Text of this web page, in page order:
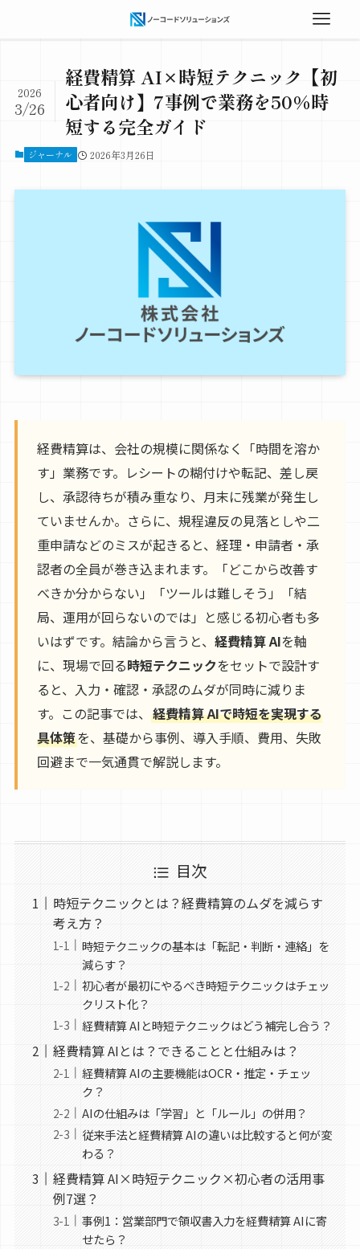
経費精算 AI×時短テクニック【初
心者向け】7事例で業務を50%時
短する完全ガイド
2026
3/26
ジャーナル 2026年3月26日
経費精算は、会社の規模に関係なく「時間を溶か
す」業務です。レシートの糊付けや転記、差し戻
し、承認待ちが積み重なり、月末に残業が発生し
ていませんか。さらに、規程違反の見落としや二
重申請などのミスが起きると、経理・申請者・承
認者の全員が巻き込まれます。「どこから改善す
べきか分からない」「ツールは難しそう」「結
局、運用が回らないのでは」と感じる初心者も多
いはずです。結論から言うと、 経費精算 AIを軸
に、現場で回る時短テクニックをセットで設計す
ると、入力・確認・承認のムダが同時に減りま
す。この記事では、 経費精算 AIで時短を実現する
具体策を、基礎から事例、導入手順、費用、失敗
回避まで一気通貫で解説します。
目次
時短テクニックとは？経費精算のムダを減らす
考え方？
時短テクニックの基本は「転記・判断・連絡」を
減らす？
初心者が最初にやるべき時短テクニックはチェッ
クリスト化？
経費精算 AIと時短テクニックはどう補完し合う？
経費精算 AIとは？できることと仕組みは？
経費精算 AIの主要機能はOCR・推定・チェッ
ク？
AIの仕組みは「学習」と「ルール」の併用？
従来手法と経費精算 AIの違いは比較すると何が変
わる？
経費精算 AI×時短テクニック×初心者の活用事
例7選？
事例1：営業部門で領収書入力を経費精算 AIに寄
せたら？